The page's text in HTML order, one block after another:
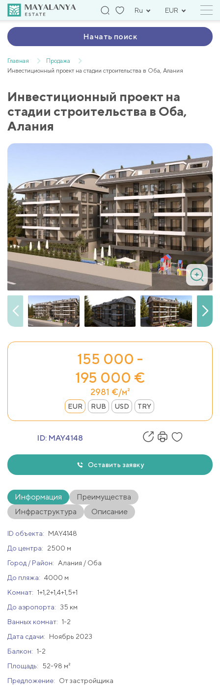
Ru EUR
Начать поиск
Главная
Продажа
Инвестиционный проект на стадии строительства в Оба, Алания
Инвестиционный проект на
стадии строительства в Оба,
Алания
155 000 -
195 000 €
2981 €/м²
EUR RUB USD TRY
ID: MAY4148
Оставить заявку
Информация
Преимущества
Инфраструктура
Описание
ID объекта:
MAY4148
До центра:
2500 м
Город / Район:
Алания / Оба
До пляжа: 4000 м
Комнат: 1+1,2+1,4+1,5+1
До аэропорта:
35 км
Ванных комнат: 1-2
Дата сдачи:
Ноябрь 2023
Балкон: 1-2
Площадь:
52-98 м²
Предложение:
От застройщика